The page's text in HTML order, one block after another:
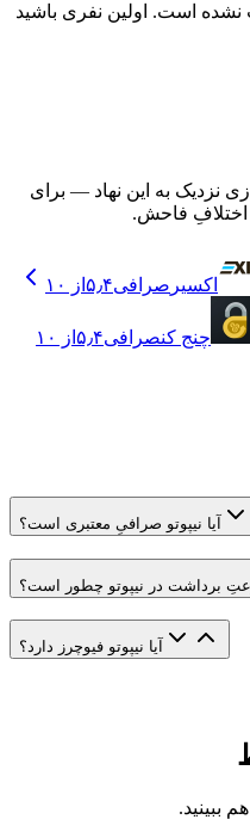
است. اولین نفری باشید
نزدیک به این نهاد — برای
اختلافِ فاحش.
اکسیر صرافی۵٫۴ از ۱۰
چنج کنصرافی۵٫۴ از ۱۰
آیا نیپوتو صرافیِ معتبری است؟
برداشت در نیپوتو چطور است؟
آیا نیپوتو فیوچرز دارد؟
ببینید.